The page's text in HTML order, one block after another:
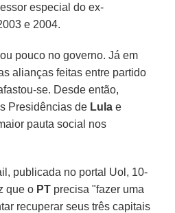
especial do ex-
e 2004.
pouco no governo. Já em
alianças feitas entre partido
se. Desde então,
Presidências de Lula e
pauta social nos
publicada no portal Uol, 10-
que o PT precisa "fazer uma
recuperar seus três capitais